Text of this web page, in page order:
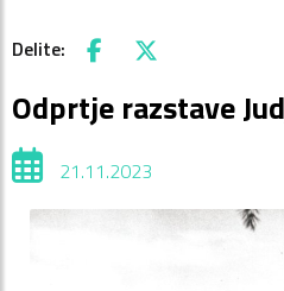
Delite: Facebook
X
Odprtje razstave
21.11.2023